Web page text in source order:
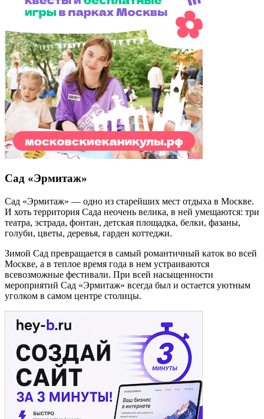
Сад «Эрмитаж»
Сад «Эрмитаж» — одно из старейших мест отдыха в Москве.
И хоть территория Сада неочень велика, в ней умещаются: три
театра, эстрада, фонтан, детская площадка, белки, фазаны,
голуби, цветы, деревья, гарден коттеджи.
Зимой Сад превращается в самый романтичный каток во всей
Москве, а в теплое время года в нем устраиваются
всевозможные фестивали. При всей насыщенности
мероприятий Сад «Эрмитаж» всегда был и остается уютным
уголком в самом центре столицы.